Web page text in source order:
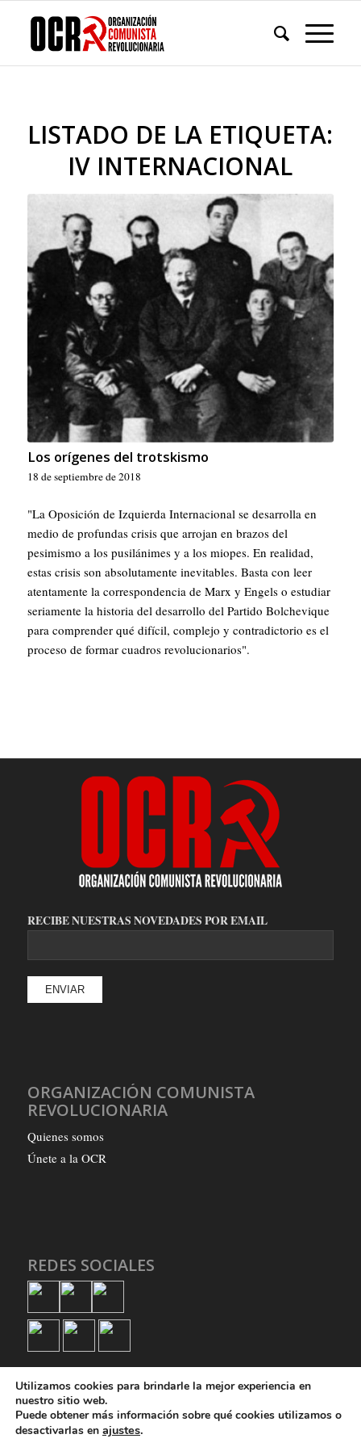
LISTADO DE LA ETIQUETA:
IV INTERNACIONAL
Los orígenes del trotskismo
18 de septiembre de 2018
"La Oposición de Izquierda Internacional se desarrolla en
medio de profundas crisis que arrojan en brazos del
pesimismo a los pusilánimes y a los miopes. En realidad,
estas crisis son absolutamente inevitables. Basta con leer
atentamente la correspondencia de Marx y Engels o estudiar
seriamente la historia del desarrollo del Partido Bolchevique
para comprender qué difícil, complejo y contradictorio es el
proceso de formar cuadros revolucionarios".
RECIBE NUESTRAS NOVEDADES POR EMAIL
ORGANIZACIÓN COMUNISTA
REVOLUCIONARIA
Quienes somos
Únete a la OCR
REDES SOCIALES
Utilizamos cookies para brindarle la mejor experiencia en
nuestro sitio web.
Puede obtener más información sobre qué cookies utilizamos o
desactivarlas en ajustes.